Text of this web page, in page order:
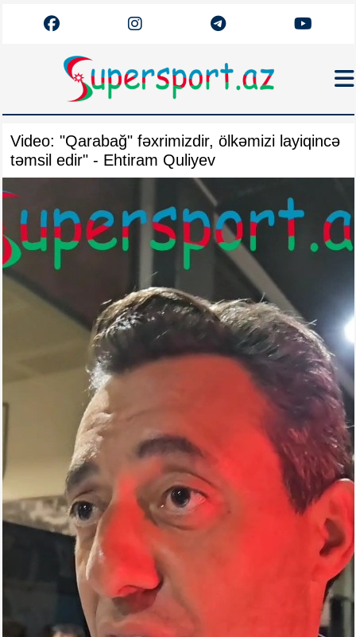
Əlaqə
Arxiv
Futbol
Azərbaycan
Superliqa
Eksklüziv
Döyüş
Taekvondo
Video: "Qarabağ" fəxrimizdir, ölkəmizi layiqincə
təmsil edir" - Ehtiram Quliyev